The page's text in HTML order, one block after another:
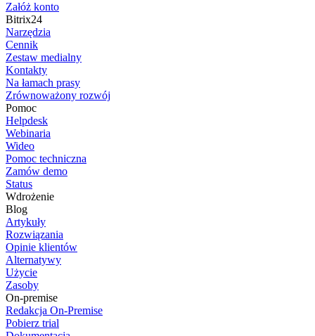
Załóż konto
Bitrix24
Narzędzia
Cennik
Zestaw medialny
Kontakty
Na łamach prasy
Zrównoważony rozwój
Pomoc
Helpdesk
Webinaria
Wideo
Pomoc techniczna
Zamów demo
Status
Wdrożenie
Blog
Artykuły
Rozwiązania
Opinie klientów
Alternatywy
Użycie
Zasoby
On-premise
Redakcja On-Premise
Pobierz trial